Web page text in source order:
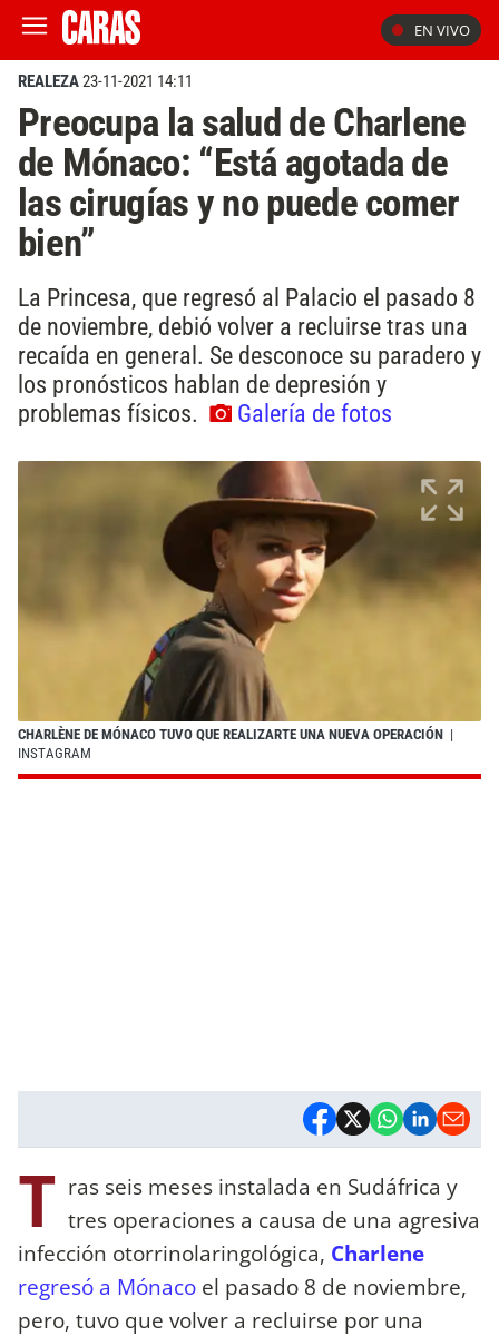
EN VIVO
REALEZA23-11-2021 14:11
Preocupa la salud de Charlene
de Mónaco: “Está agotada de
las cirugías y no puede comer
bien”
La Princesa, que regresó al Palacio el pasado 8
de noviembre, debió volver a recluirse tras una
recaída en general. Se desconoce su paradero y
los pronósticos hablan de depresión y
problemas físicos.
Galería de fotos
CHARLÈNE DE MÓNACO TUVO QUE REALIZARTE UNA NUEVA OPERACIÓN |
INSTAGRAM
T ras seis meses instalada en Sudáfrica y
tres operaciones a causa de una agresiva
infección otorrinolaringológica, Charlene
regresó a Mónaco el pasado 8 de noviembre,
pero, tuvo que volver a recluirse por una